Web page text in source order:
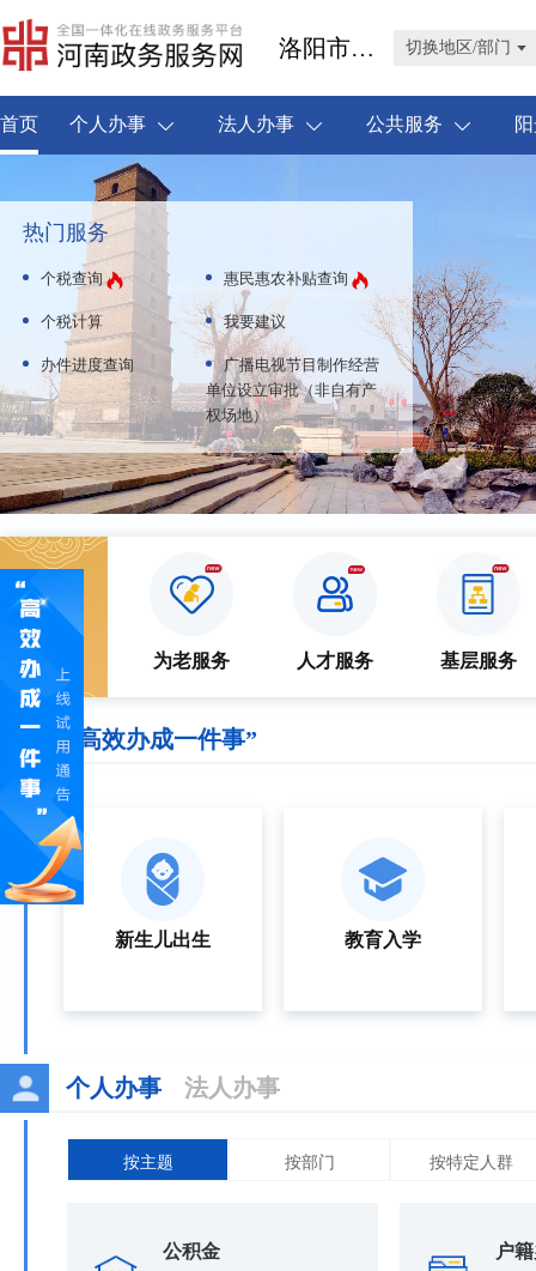
洛阳市老城区 切换地区/部门
首页 个人办事 法人办事 公共服务
热门服务
个税查询
惠民惠农补贴查询
个税计算
我要建议
办件进度查询
广播电视节目制作经营
单位设立审批（非自有产
权场地）
特色
服务
防疫专区 为老服务 人才服务 基层服务
“高效办成一件事”
新生儿出生 教育入学
个人办事 法人办事
按主题 按部门 按特定人群
公积金 户